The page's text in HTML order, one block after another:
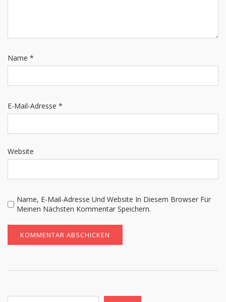
Name *
E-Mail-Adresse *
Website
Name, E-Mail-Adresse Und Website In Diesem Browser Für
Meinen Nächsten Kommentar Speichern.